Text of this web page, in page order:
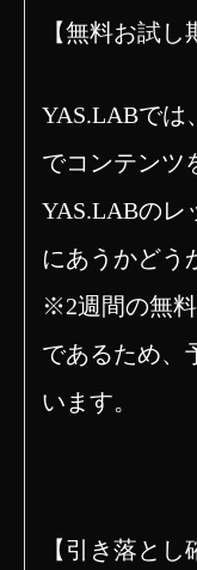
【無料お試し
YAS.LABでは
でコンテンツ
YAS.LABのレ
にあうかどう
※2週間の無
であるため、
います。
【引き落とし